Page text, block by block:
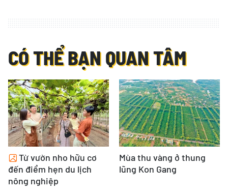
CÓ THỂ BẠN QUAN TÂM
Từ vườn nho hữu cơ
đến điểm hẹn du lịch
nông nghiệp
Mùa thu vàng ở thung
lũng Kon Gang